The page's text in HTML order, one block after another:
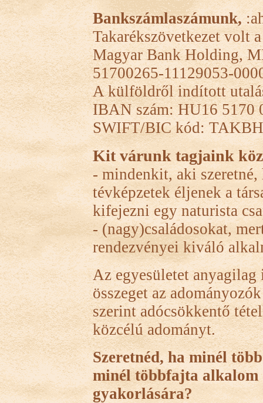
Bankszámlaszámunk,
Takarékszövetkezet volt
Magyar Bank Holding,
51700265-11129053-
A külföldről indított
IBAN szám: HU16 5170
SWIFT/BIC kód:
Kit várunk tagjaink
- mindenkit, aki
tévképzetek éljenek a
kifejezni egy naturista
- (nagy)családosokat,
rendezvényei kiváló
Az egyesületet anyagilag
összeget az
szerint adócsökkentő
közcélú adományt.
Szeretnéd, ha minél
minél többfajta alkalom
gyakorlására?